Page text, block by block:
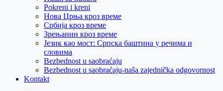
Pokreni i kreni
Нова Црња кроз време
Србија кроз време
Зрењанин кроз време
Језик као мост: Српска баштина у речима и
словима
Bezbednost u saobraćaju
Bezbednost u saobraćaju-naša zajednička odgovornost
Kontakt